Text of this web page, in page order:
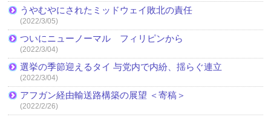
うやむやにされたミッドウェイ敗北の責任
(2022/3/05)
ついにニューノーマル フィリピンから
(2022/3/04)
選挙の季節迎えるタイ 与党内で内紛、揺らぐ連立
(2022/3/04)
アフガン経由輸送路構築の展望 ＜寄稿＞
(2022/2/26)